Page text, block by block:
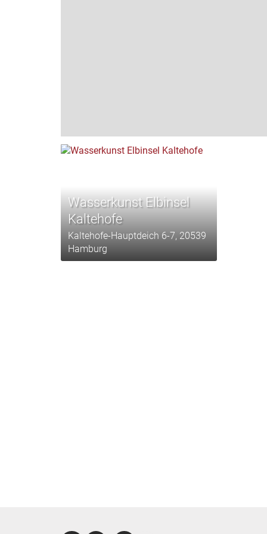
Wasserkunst Elbinsel
Kaltehofe
Kaltehofe-Hauptdeich 6-7, 20539
Hamburg